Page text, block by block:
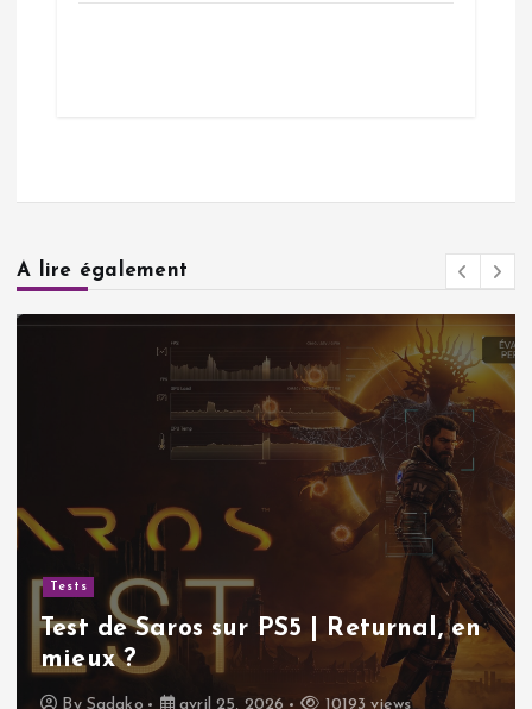
A lire également
Tests
Test de Saros sur PS5 | Returnal, en
mieux ?
By Sadako avril 25, 2026 10193 views